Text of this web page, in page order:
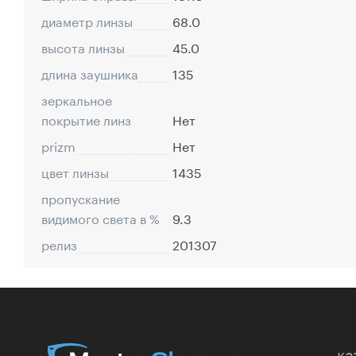
диаметр линзы
68.0
высота линзы
45.0
длина заушника
135
зеркальное
покрытие линз
Нет
prizm
Нет
цвет линзы
1435
пропускание
видимого света в %
9.3
релиз
201307